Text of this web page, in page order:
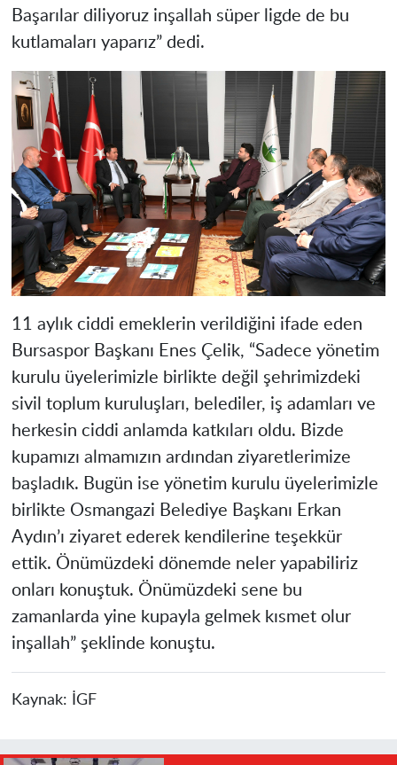
Başarılar diliyoruz inşallah süper ligde de bu
kutlamaları yaparız” dedi.
11 aylık ciddi emeklerin verildiğini ifade eden
Bursaspor Başkanı Enes Çelik, “Sadece yönetim
kurulu üyelerimizle birlikte değil şehrimizdeki
sivil toplum kuruluşları, belediler, iş adamları ve
herkesin ciddi anlamda katkıları oldu. Bizde
kupamızı almamızın ardından ziyaretlerimize
başladık. Bugün ise yönetim kurulu üyelerimizle
birlikte Osmangazi Belediye Başkanı Erkan
Aydın’ı ziyaret ederek kendilerine teşekkür
ettik. Önümüzdeki dönemde neler yapabiliriz
onları konuştuk. Önümüzdeki sene bu
zamanlarda yine kupayla gelmek kısmet olur
inşallah” şeklinde konuştu.
Kaynak: İGF